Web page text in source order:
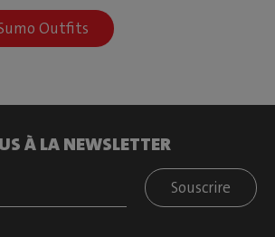
Outfits
À LA NEWSLETTER
Souscrire